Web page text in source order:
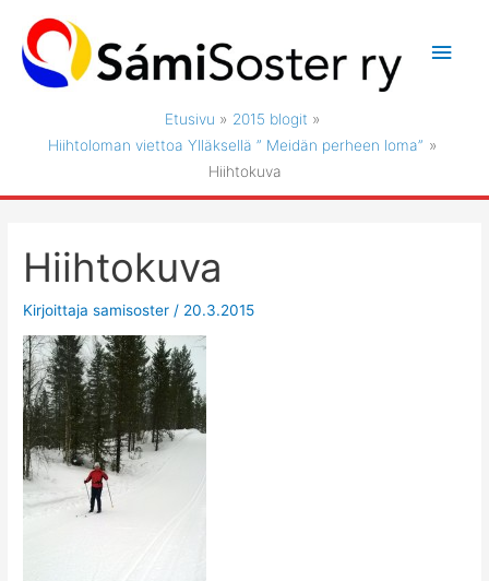
sisältöön
Etusivu
2015 blogit
Hiihtoloman viettoa Ylläksellä ” Meidän perheen loma”
Hiihtokuva
Hiihtokuva
Kirjoittajasamisoster / 20.3.2015